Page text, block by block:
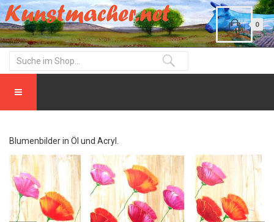
0
Blumenbilder in Öl und Acryl.